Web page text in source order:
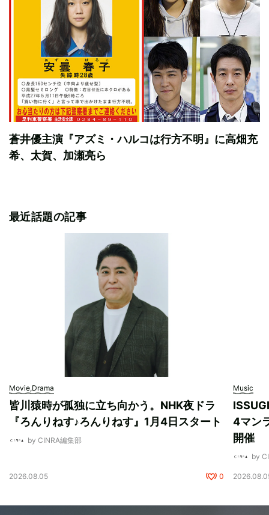
蒼井優主演『アズミ・ハルコは行方不明』に高畑充
希、太賀、加瀬亮ら
最近話題の記事
Movie,Drama
皆川猿時が孤独に立ち向かう。NHK夜ドラ
『ろんりねす♪ろんりねす』1月4日スタート
by CINRA編集部
2026.08.05 0
Music
4マン
開催
by